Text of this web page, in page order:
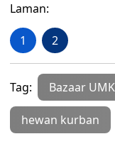
Laman:
1 2
Tag: Bazaar
hewan kurban